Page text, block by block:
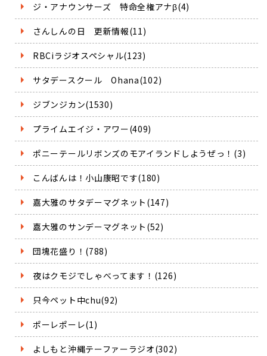
ジ・アナウンサーズ 特命全権アナβ(4)
さんしんの日 更新情報(11)
RBCiラジオスペシャル(123)
サタデースクール Ohana(102)
ジブンジカン(1530)
プライムエイジ・アワー(409)
ポニーテールリボンズのモアイランドしようぜっ！(3)
こんばんは！小山康昭です(180)
嘉大雅のサタデーマグネット(147)
嘉大雅のサンデーマグネット(52)
団塊花盛り！(788)
夜はクモジでしゃべってます！(126)
只今ペット中chu(92)
ポーレポーレ(1)
よしもと沖縄テーファーラジオ(302)